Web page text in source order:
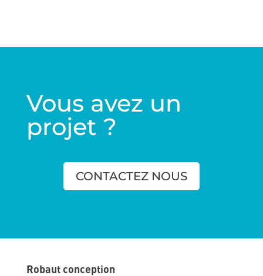
Vous avez un
projet ?
CONTACTEZ NOUS
Robaut conception